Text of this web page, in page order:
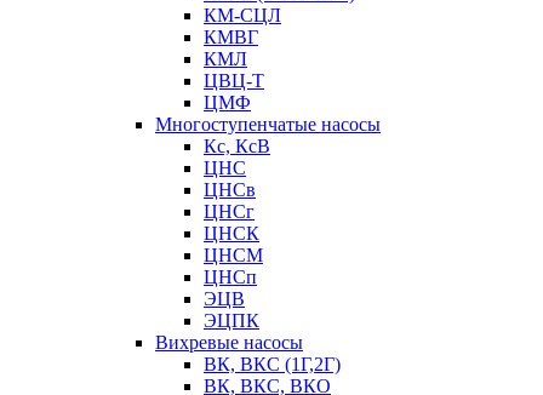
КМ-СЦЛ
КМВГ
КМЛ
ЦВЦ-Т
ЦМФ
Многоступенчатые насосы
Кс, КсВ
ЦНС
ЦНСв
ЦНСг
ЦНСК
ЦНСМ
ЦНСп
ЭЦВ
ЭЦПК
Вихревые насосы
ВК, ВКС (1Г,2Г)
ВК, ВКС, ВКО